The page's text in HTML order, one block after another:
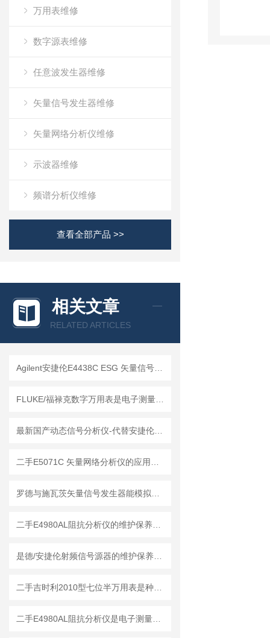
万用表维修
数字源表维修
任意波发生器维修
矢量信号发生器维修
矢量网络分析仪维修
示波器维修
频谱分析仪维修
查看全部产品 >>
相关文章
RELATED ARTICLES